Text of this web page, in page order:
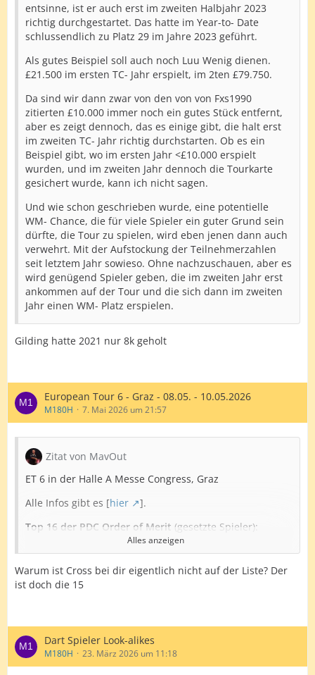
entsinne, ist er auch erst im zweiten Halbjahr 2023
richtig durchgestartet. Das hatte im Year-to- Date
schlussendlich zu Platz 29 im Jahre 2023 geführt.
Als gutes Beispiel soll auch noch Luu Wenig dienen.
£21.500 im ersten TC- Jahr erspielt, im 2ten £79.750.
Da sind wir dann zwar von den von von Fxs1990
zitierten £10.000 immer noch ein gutes Stück entfernt,
aber es zeigt dennoch, das es einige gibt, die halt erst
im zweiten TC- Jahr richtig durchstarten. Ob es ein
Beispiel gibt, wo im ersten Jahr <£10.000 erspielt
wurden, und im zweiten Jahr dennoch die Tourkarte
gesichert wurde, kann ich nicht sagen.
Und wie schon geschrieben wurde, eine potentielle
WM- Chance, die für viele Spieler ein guter Grund sein
dürfte, die Tour zu spielen, wird eben jenen dann auch
verwehrt. Mit der Aufstockung der Teilnehmerzahlen
seit letztem Jahr sowieso. Ohne nachzuschauen, aber es
wird genügend Spieler geben, die im zweiten Jahr erst
ankommen auf der Tour und die sich dann im zweiten
Jahr einen WM- Platz erspielen.
Gilding hatte 2021 nur 8k geholt
European Tour 6 - Graz - 08.05. - 10.05.2026
M180H 7. Mai 2026 um 21:57
Zitat von MavOut
ET 6 in der Halle A Messe Congress, Graz
Alle Infos gibt es [hier
].
Top 16 der PDC Order of Merit (gesetzte Spieler):
1. Gian van Veen
2. Michael van Gerwen
3. Jonny Clayton
3. James Wade
6. Danny Noppert
7. Ryan Searle
8. Chris Dobey
Alles anzeigen
Warum ist Cross bei dir eigentlich nicht auf der Liste? Der
ist doch die 15
Dart Spieler Look-alikes
M180H 23. März 2026 um 11:18